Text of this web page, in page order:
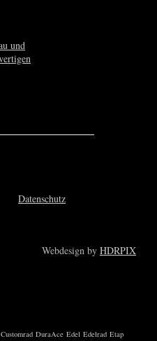
Datenschutz
Webdesign by HDRPIX
Customrad DuraAce Edel Edelrad Etap